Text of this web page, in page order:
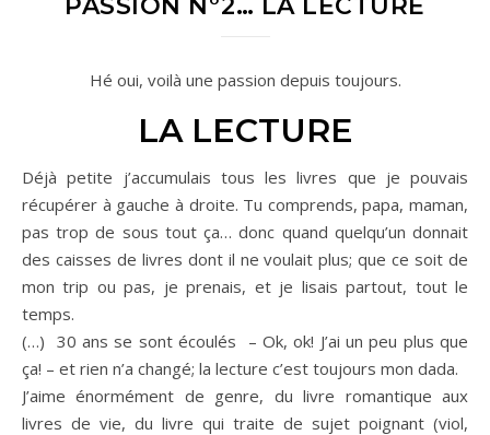
PASSION N°2… LA LECTURE
Hé oui, voilà une passion depuis toujours.
LA LECTURE
Déjà petite j’accumulais tous les livres que je pouvais
récupérer à gauche à droite. Tu comprends, papa, maman,
pas trop de sous tout ça… donc quand quelqu’un donnait
des caisses de livres dont il ne voulait plus; que ce soit de
mon trip ou pas, je prenais, et je lisais partout, tout le
temps.
(…) 30 ans se sont écoulés – Ok, ok! J’ai un peu plus que
ça! – et rien n’a changé; la lecture c’est toujours mon dada.
J’aime énormément de genre, du livre romantique aux
livres de vie, du livre qui traite de sujet poignant (viol,